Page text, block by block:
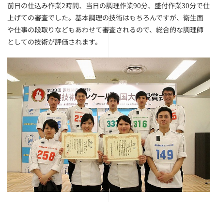
前日の仕込み作業2時間、当日の調理作業90分、盛付作業30分で仕
上げての審査でした。基本調理の技術はもちろんですが、衛生面
や仕事の段取りなどもあわせて審査されるので、総合的な調理師
としての技術が評価されます。